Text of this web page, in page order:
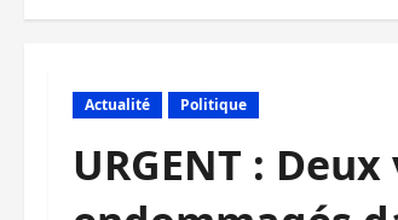
Actualité Politique
URGENT :